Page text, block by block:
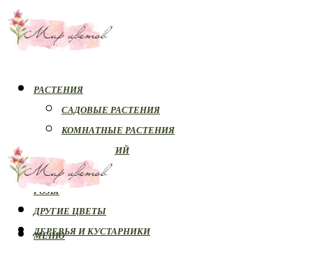
РАСТЕНИЯ
САДОВЫЕ РАСТЕНИЯ
КОМНАТНЫЕ РАСТЕНИЯ
БОЛЕЗНИ РАСТЕНИЙ
ОРХИДЕИ
РОЗЫ
ДРУГИЕ ЦВЕТЫ
ДЕРЕВЬЯ И КУСТАРНИКИ
МЕНЮ